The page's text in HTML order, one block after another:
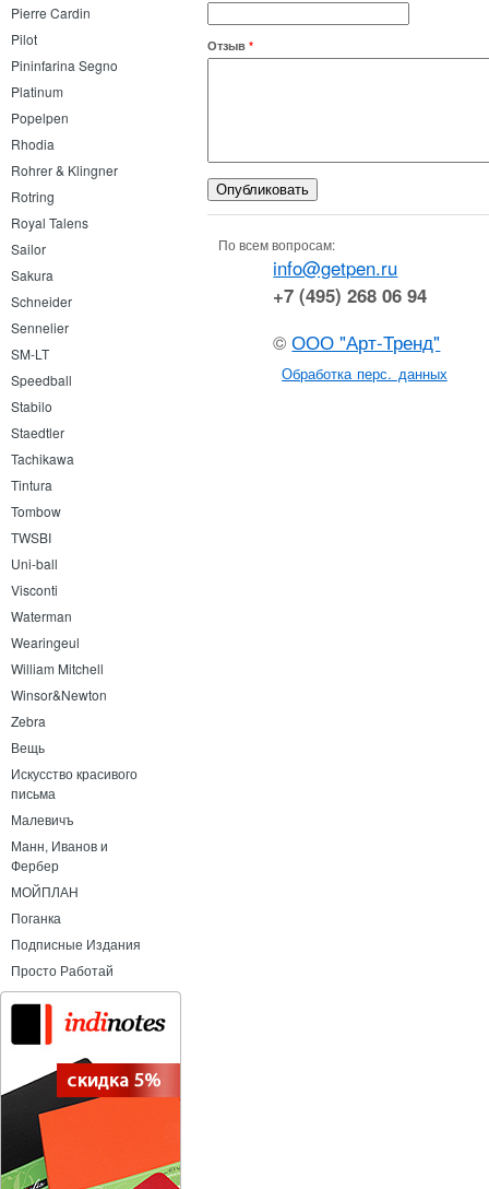
Pierre Cardin
Pilot
Pininfarina Segno
Platinum
Popelpen
Rhodia
Rohrer & Klingner
Rotring
Royal Talens
Sailor
Sakura
Schneider
Sennelier
SM-LT
Speedball
Stabilo
Staedtler
Tachikawa
Tintura
Tombow
TWSBI
Uni-ball
Visconti
Waterman
Wearingeul
William Mitchell
Winsor&Newton
Zebra
Вещь
Искусство красивого
письма
Малевичъ
Манн, Иванов и
Фербер
МОЙПЛАН
Поганка
Подписные Издания
Просто Работай
Отзыв *
По всем вопросам:
info@getpen.ru
+7 (495) 268 06 94
©ООО "Арт-Тренд"
Обработка перс. данных